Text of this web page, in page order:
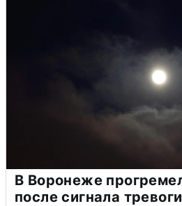
В Воронеже
после сигнала тревоги